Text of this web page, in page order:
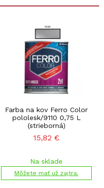
Farba na kov Ferro Color
pololesk/9110 0,75 L
(strieborná)
15,82 €
Na sklade
Môžete mať už zajtra.